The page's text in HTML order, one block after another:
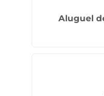
Aluguel